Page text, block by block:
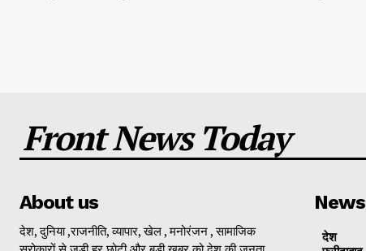
Front News Today
About us
देश, दुनिया ,राजनीति, व्यापार, खेल , मनोरंजन , सामाजिक
News
देश